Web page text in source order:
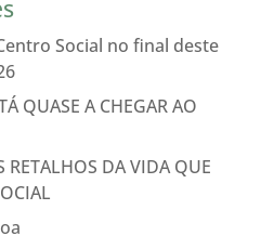
Social no final deste
QUASE A CHEGAR AO
RETALHOS DA VIDA QUE